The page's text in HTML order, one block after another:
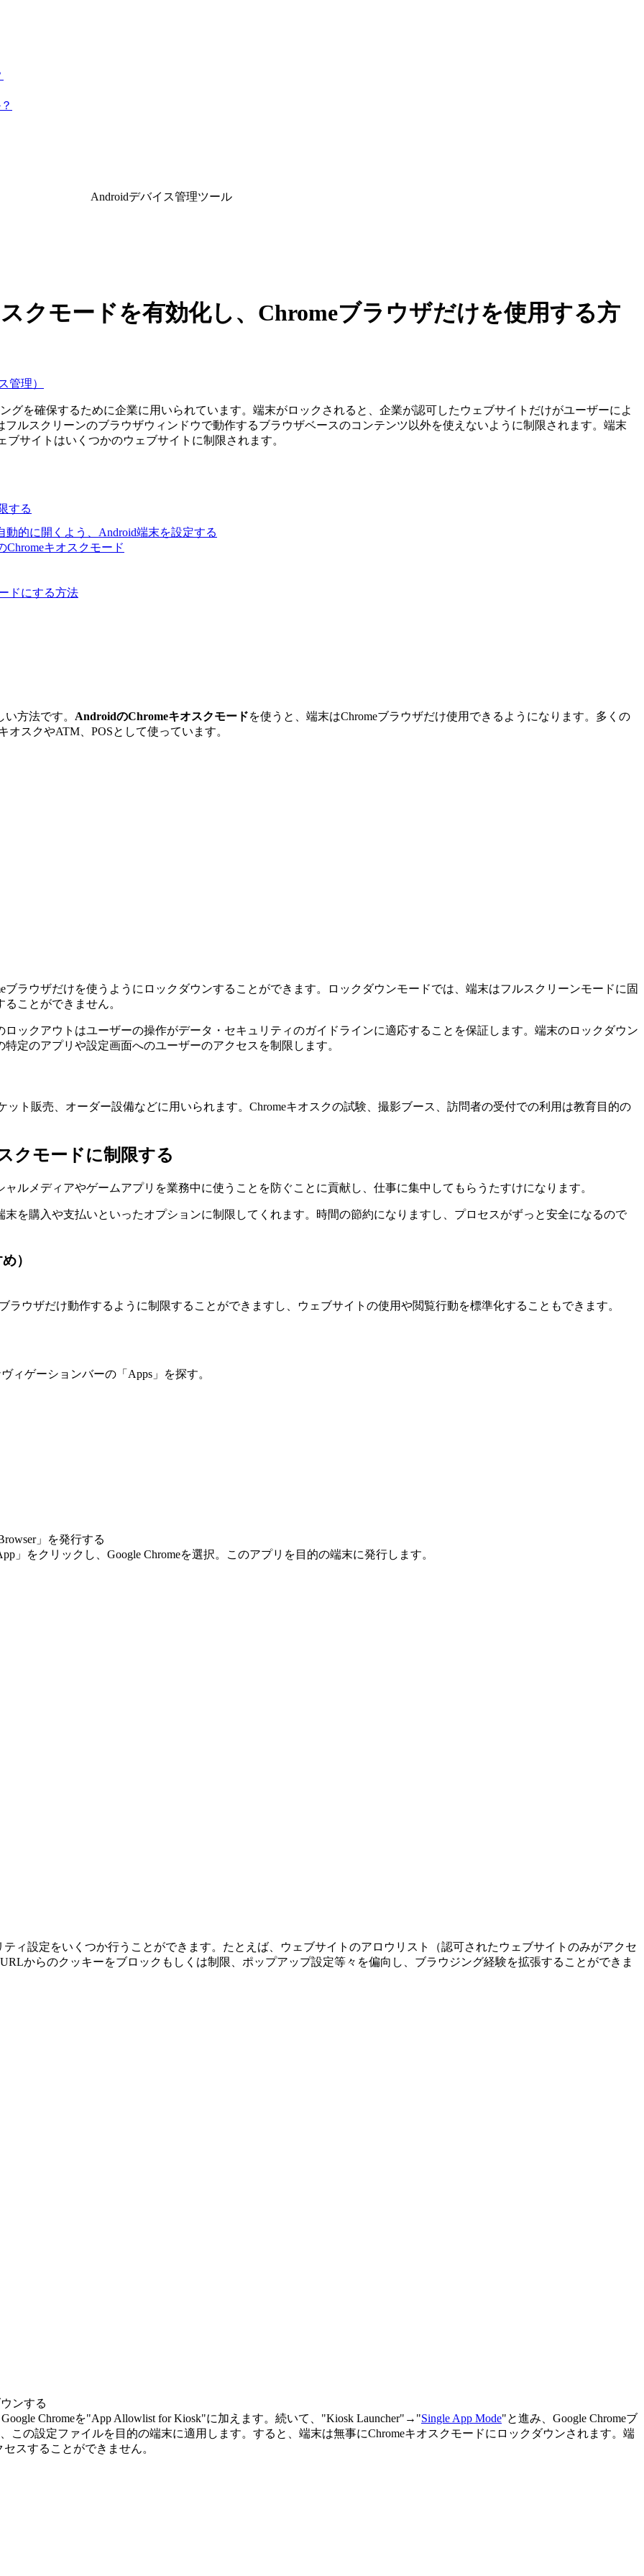
Androidデバイス管理ツール
クモードを有効化し、Chromeブラウザだけを使用する方
管理）
グを確保するために企業に用いられています。端末がロックされると、企業が認可したウェブサイトだけがユーザーによ
ルスクリーンのブラウザウィンドウで動作するブラウザベースのコンテンツ以外を使えないように制限されます。端末
サイトはいくつかのウェブサイトに制限されます。
する
的に開くよう、Android端末を設定する
Chromeキオスクモード
ドにする方法
方法です。 AndroidのChromeキオスクモードを使うと、端末はChromeブラウザだけ使用できるようになります。多くの
スクやATM、POSとして使っています。
ブラウザだけを使うようにロックダウンすることができます。ロックダウンモードでは、端末はフルスクリーンモードに固
ことができません。
ックアウトはユーザーの操作がデータ・セキュリティのガイドラインに適応することを保証します。端末のロックダウン
定のアプリや設定画面へのユーザーのアクセスを制限します。
ト販売、オーダー設備などに用いられます。Chromeキオスクの試験、撮影ブース、訪問者の受付での利用は教育目的の
クモードに制限する
ルメディアやゲームアプリを業務中に使うことを防ぐことに貢献し、仕事に集中してもらうたすけになります。
を購入や支払いといったオプションに制限してくれます。時間の節約になりますし、プロセスがずっと安全になるので
）
ラウザだけ動作するように制限することができますし、ウェブサイトの使用や閲覧行動を標準化することもできます。
ィゲーションバーの「Apps」を探す。
」を発行する
」をクリックし、Google Chromeを選択。このアプリを目的の端末に発行します。
ィ設定をいくつか行うことができます。たとえば、ウェブサイトのアロウリスト（認可されたウェブサイトのみがアクセ
からのクッキーをブロックもしくは制限、ポップアップ設定等々を偏向し、ブラウジング経験を拡張することができま
ンする
Chromeを"App Allowlist for Kiosk"に加えます。続いて、"Kiosk Launcher"→"Single App Mode"と進み、Google Chromeブ
この設定ファイルを目的の端末に適用します。すると、端末は無事にChromeキオスクモードにロックダウンされます。端
スすることができません。